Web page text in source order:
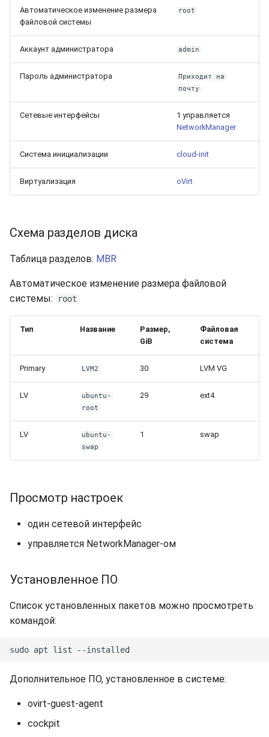
Автоматическое изменение размера
файловой системы
root
Аккаунт администратора admin
Пароль администратора
Приходит на
почту
Сетевые интерфейсы
1 управляется
NetworkManager
Система инициализации cloud-init
Виртуализация oVirt
Схема разделов диска
Таблица разделов: MBR
Автоматическое изменение размера файловой
системы:
root
Тип Название
Размер,
GiB
Файловая
система
Primary LVM2 30 LVM VG
LV
ubuntu-
root
29 ext4
LV
ubuntu-
swap
1 swap
Просмотр настроек
один сетевой интерфейс
управляется NetworkManager-ом
Установленное ПО
Список установленных пакетов можно просмотреть
командой:
Дополнительное ПО, установленное в системе:
ovirt-guest-agent
cockpit